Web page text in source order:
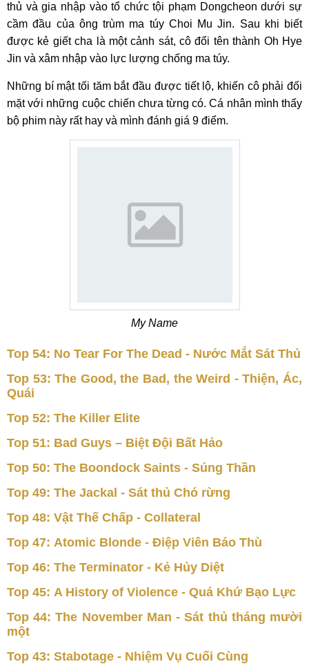
thủ và gia nhập vào tổ chức tội phạm Dongcheon dưới sự
cầm đầu của ông trùm ma túy Choi Mu Jin. Sau khi biết
được kẻ giết cha là một cảnh sát, cô đổi tên thành Oh Hye
Jin và xâm nhập vào lực lượng chống ma túy.
Những bí mật tối tăm bắt đầu được tiết lộ, khiến cô phải đối
mặt với những cuộc chiến chưa từng có. Cá nhân mình thấy
bộ phim này rất hay và mình đánh giá 9 điểm.
My Name
Top 54: No Tear For The Dead - Nước Mắt Sát Thủ
Top 53: The Good, the Bad, the Weird - Thiện, Ác,
Quái
Top 52: The Killer Elite
Top 51: Bad Guys – Biệt Đội Bất Hảo
Top 50: The Boondock Saints - Súng Thần
Top 49: The Jackal - Sát thủ Chó rừng
Top 48: Vật Thế Chấp - Collateral
Top 47: Atomic Blonde - Điệp Viên Báo Thù
Top 46: The Terminator - Kẻ Hủy Diệt
Top 45: A History of Violence - Quá Khứ Bạo Lực
Top 44: The November Man - Sát thủ tháng mười
một
Top 43: Stabotage - Nhiệm Vụ Cuối Cùng